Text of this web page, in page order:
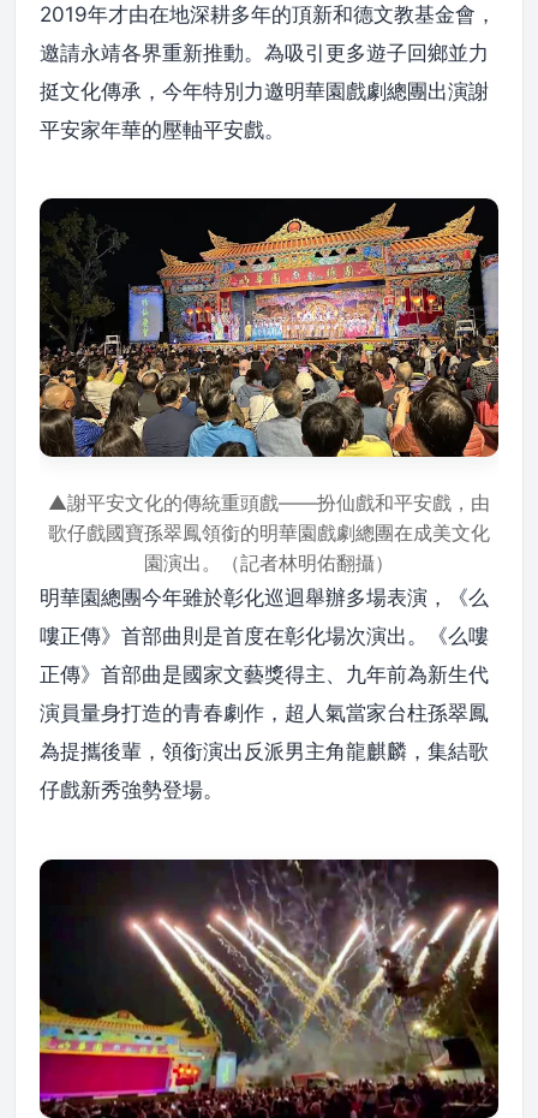
2019年才由在地深耕多年的頂新和德文教基金會，
邀請永靖各界重新推動。為吸引更多遊子回鄉並力
挺文化傳承，今年特別力邀明華園戲劇總團出演謝
平安家年華的壓軸平安戲。
▲謝平安文化的傳統重頭戲——扮仙戲和平安戲，由
歌仔戲國寶孫翠鳳領銜的明華園戲劇總團在成美文化
園演出。（記者林明佑翻攝）
明華園總團今年雖於彰化巡迴舉辦多場表演，《么
嘍正傳》首部曲則是首度在彰化場次演出。《么嘍
正傳》首部曲是國家文藝獎得主、九年前為新生代
演員量身打造的青春劇作，超人氣當家台柱孫翠鳳
為提攜後輩，領銜演出反派男主角龍麒麟，集結歌
仔戲新秀強勢登場。